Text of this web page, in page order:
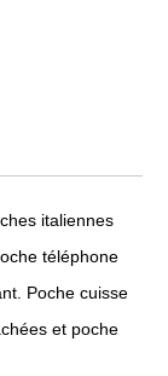
italiennes
téléphone
Poche cuisse
et poche